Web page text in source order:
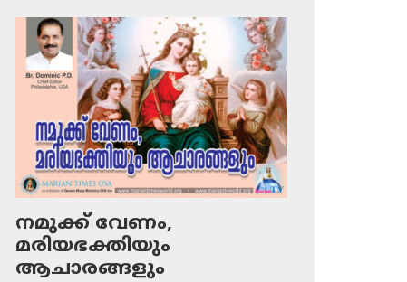
നമുക്ക് വേണം,
മരിയഭക്തിയും
ആചാരങ്ങളും